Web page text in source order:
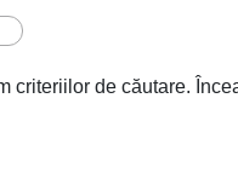
criteriilor de căutare.